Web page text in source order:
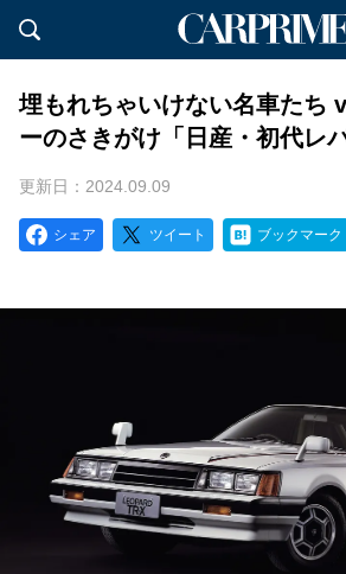
埋もれちゃいけない名車たち
ーのさきがけ「日産・初代レパ
更新日：2024.09.09
シェア ツイート ブックマーク